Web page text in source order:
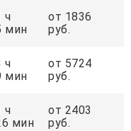
ч
мин
от 1836
руб.
ч
мин
от 5724
руб.
ч
мин
от 2403
руб.